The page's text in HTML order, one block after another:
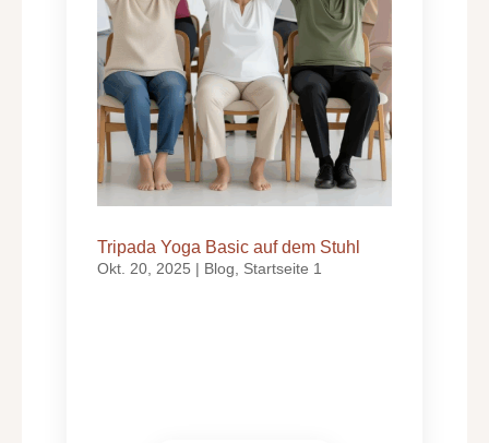
Tripada Yoga Basic auf dem Stuhl
Okt. 20, 2025 | Blog, Startseite 1